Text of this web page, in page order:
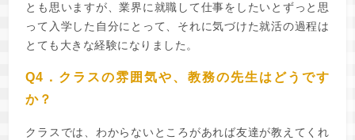
とも思いますが、業界に就職して仕事をしたいとずっと思
って入学した自分にとって、それに気づけた就活の過程は
とても大きな経験になりました。
Q4．クラスの雰囲気や、教務の先生はどうです
か？
クラスでは、わからないところがあれば友達が教えてくれ